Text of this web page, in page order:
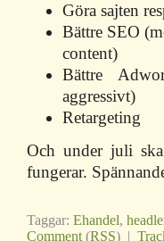
Göra sajten
Bättre SEO
content)
Bättre
aggressivt)
Retargeting
Och under juli
fungerar.
Taggar: Ehandel,
Comment (RSS) |